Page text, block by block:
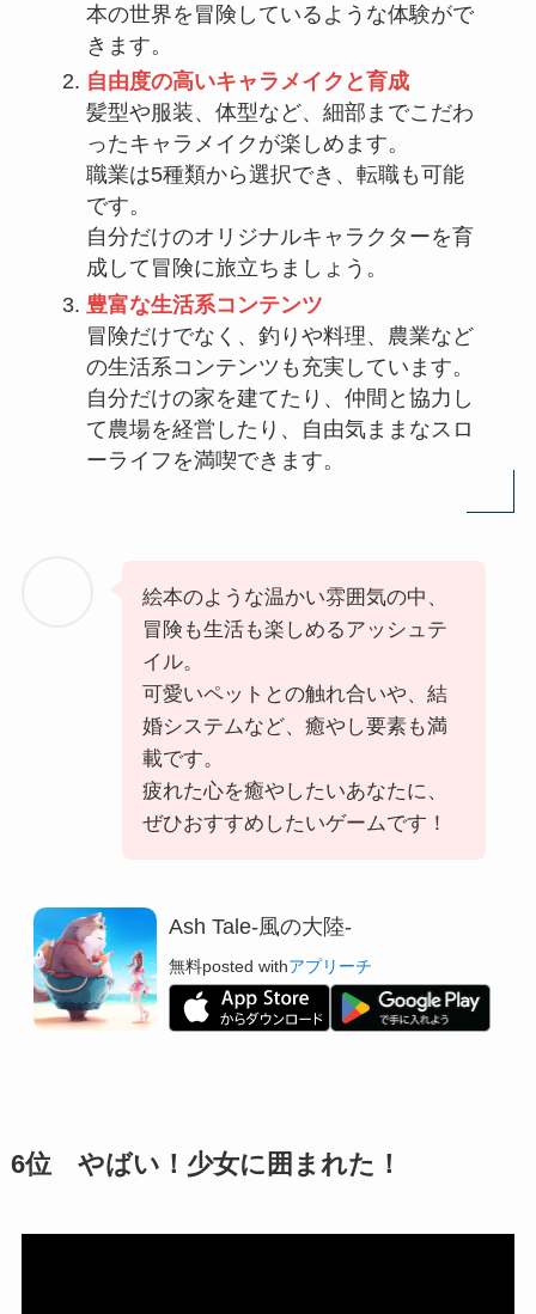
本の世界を冒険しているような体験がで
きます。
自由度の高いキャラメイクと育成
髪型や服装、体型など、細部までこだわ
ったキャラメイクが楽しめます。
職業は5種類から選択でき、転職も可能
です。
自分だけのオリジナルキャラクターを育
成して冒険に旅立ちましょう。
豊富な生活系コンテンツ
冒険だけでなく、釣りや料理、農業など
の生活系コンテンツも充実しています。
自分だけの家を建てたり、仲間と協力し
て農場を経営したり、自由気ままなスロ
ーライフを満喫できます。
絵本のような温かい雰囲気の中、
冒険も生活も楽しめるアッシュテ
イル。
可愛いペットとの触れ合いや、結
婚システムなど、癒やし要素も満
載です。
疲れた心を癒やしたいあなたに、
ぜひおすすめしたいゲームです！
Ash Tale-風の大陸-
無料posted withアプリーチ
6位 やばい！少女に囲まれた！